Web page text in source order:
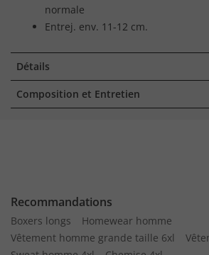
normale
Entrej. env. 11-12 cm.
Détails
Composition et Entretien
Recommandations
Boxers longs
Homewear homme
Vêtement homme grande taille 6xl